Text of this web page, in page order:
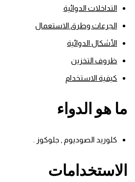
التداخلات الدوائية
الجرعات وطرق الاستعمال
الأشكال الدوائية
ظروف التخزين
كيفية الاستخدام
ما هو الدواء
كلوريد الصوديوم , جلوكوز .
الاستخدامات